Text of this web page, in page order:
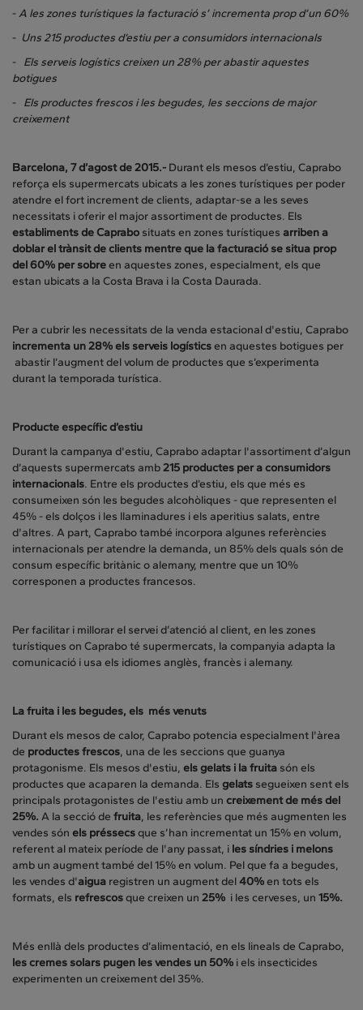
-A les zones turístiques la facturació s’ incrementa prop d’un 60%
- Uns 215 productes d’estiu per a consumidors internacionals
- Els serveis logístics creixen un 28% per abastir aquestes
botigues
- Els productes frescos i les begudes, les seccions de major
creixement
Barcelona, 7 d’agost de 2015.- Durant els mesos d’estiu, Caprabo
reforça els supermercats ubicats a les zones turístiques per poder
atendre el fort increment de clients, adaptar-se a les seves
necessitats i oferir el major assortiment de productes. Els
establiments de Caprabo situats en zones turístiques arriben a
doblar el trànsit de clients mentre que la facturació se situa prop
del 60% per sobreen aquestes zones, especialment, els que
estan ubicats a la Costa Brava i la Costa Daurada.
Per a cubrir les necessitats de la venda estacional d'estiu, Caprabo
incrementa un 28% els serveis logísticsen aquestes botigues per
abastir l’augment del volum de productes que s’experimenta
durant la temporada turística.
Producte específic d’estiu
Durant la campanya d'estiu, Caprabo adaptar l'assortiment d’algun
d’aquests supermercats amb215 productes per a consumidors
internacionals. Entre els productes d’estiu, els que més es
consumeixen són les begudes alcohòliques - que representen el
45% - els dolços i les llaminadures i els aperitius salats, entre
d'altres. A part, Caprabo també incorpora algunes referències
internacionals per atendre la demanda, un 85% dels quals són de
consum específic britànic o alemany, mentre que un 10%
corresponen a productes francesos.
Per facilitar i millorar el servei d’atenció al client, en les zones
turístiques on Caprabo té supermercats, la companyia adapta la
comunicació i usa els idiomes anglès, francès i alemany.
La fruita i les begudes, els més venuts
Durant els mesos de calor, Caprabo potencia especialment l'àrea
de productes frescos, una de les seccions que guanya
protagonisme. Els mesos d'estiu, els gelats i la fruita són els
productes que acaparen la demanda. Els gelats segueixen sent els
principals protagonistes de l'estiu amb un creixement de més del
25%. A la secció de fruita, les referències que més augmenten les
vendes són els préssecsque s’han incrementat un 15% en volum,
referent al mateix període de l'any passat, i les síndries i melons
amb un augment també del 15% en volum. Pel que fa a begudes,
les vendes d'aigua registren un augment del40%en tots els
formats, els refrescosque creixen un 25% i les cerveses, un 15%.
Més enllà dels productes d’alimentació, en els lineals de Caprabo,
les cremes solars pugen les vendes un 50% i els insecticides
experimenten un creixement del 35%.